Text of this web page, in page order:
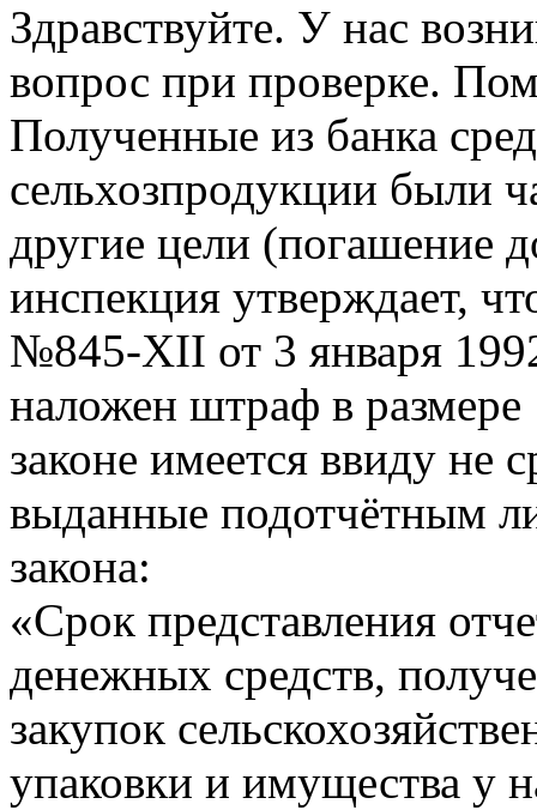
Здравствуйте. У нас
вопрос при проверке.
Полученные из банка
сельхозпродукции были
другие цели (погашение
инспекция утверждает,
№845-XII от 3 января
наложен штраф в
законе имеется ввиду не
выданные подотчётным
закона:
«Срок представления
денежных средств,
закупок
упаковки и имущества у